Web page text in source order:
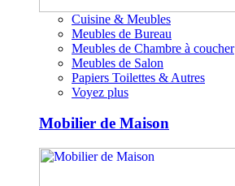
Cuisine & Meubles
Meubles de Bureau
Meubles de Chambre à coucher
Meubles de Salon
Papiers Toilettes & Autres
Voyez plus
Mobilier de Maison